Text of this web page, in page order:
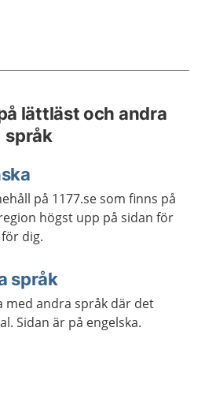
lättläst och andra
språk
på 1177.se som finns på
högst upp på sidan för
dig.
språk
med andra språk där det
Sidan är på engelska.